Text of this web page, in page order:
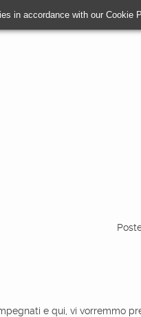
e qui, vi vorremmo
in accordance with our Cookie